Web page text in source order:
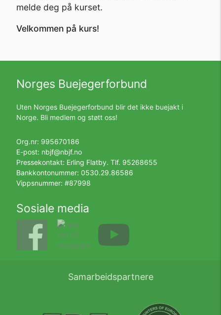
melde deg på kurset.
Velkommen på kurs!
Norges Buejegerforbund
Uten Norges Buejegerforbund blir det ikke buejakt i
Norge. Bli medlem og støtt oss!
Org.nr: 995670186
E-post: nbjf@nbjf.no
Pressekontakt: Erling Flatby. Tlf. 95268655
Bankkontonummer: 0530.29.86586
Vippsnummer: #87998
Sosiale media
Samarbeidspartnere